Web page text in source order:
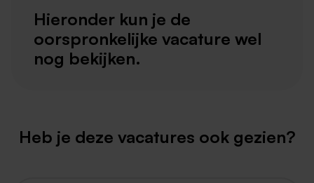
Hieronder kun je de
oorspronkelijke vacature wel
nog bekijken.
Heb je deze vacatures ook gezien?